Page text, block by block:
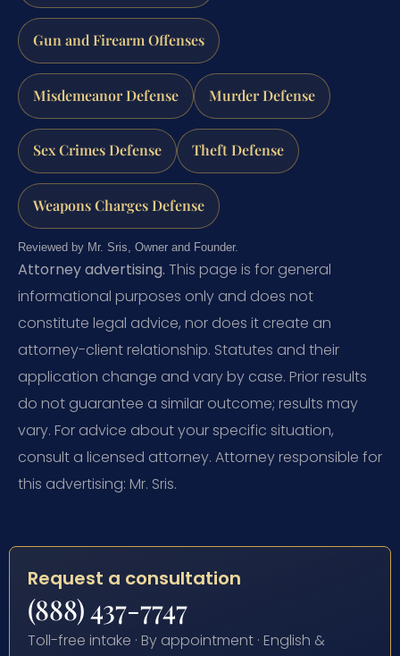
Gun and Firearm Offenses
Misdemeanor Defense Murder Defense
Sex Crimes Defense Theft Defense
Weapons Charges Defense
Reviewed by Mr. Sris, Owner and Founder.
Attorney advertising. This page is for general
informational purposes only and does not
constitute legal advice, nor does it create an
attorney-client relationship. Statutes and their
application change and vary by case. Prior results
do not guarantee a similar outcome; results may
vary. For advice about your specific situation,
consult a licensed attorney. Attorney responsible for
this advertising: Mr. Sris.
Request a consultation
(888) 437-7747
Toll-free intake · By appointment · English &